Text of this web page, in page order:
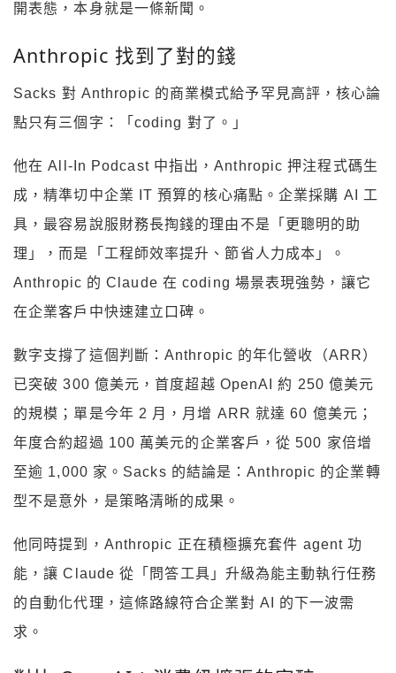
開表態，本身就是一條新聞。
Anthropic 找到了對的錢
Sacks 對 Anthropic 的商業模式給予罕見高評，核心論
點只有三個字：「coding 對了。」
他在 All-In Podcast 中指出，Anthropic 押注程式碼生
成，精準切中企業 IT 預算的核心痛點。企業採購 AI 工
具，最容易說服財務長掏錢的理由不是「更聰明的助
理」，而是「工程師效率提升、節省人力成本」。
Anthropic 的 Claude 在 coding 場景表現強勢，讓它
在企業客戶中快速建立口碑。
數字支撐了這個判斷：Anthropic 的年化營收（ARR）
已突破 300 億美元，首度超越 OpenAI 約 250 億美元
的規模；單是今年 2 月，月增 ARR 就達 60 億美元；
年度合約超過 100 萬美元的企業客戶，從 500 家倍增
至逾 1,000 家。Sacks 的結論是：Anthropic 的企業轉
型不是意外，是策略清晰的成果。
他同時提到，Anthropic 正在積極擴充套件 agent 功
能，讓 Claude 從「問答工具」升級為能主動執行任務
的自動化代理，這條路線符合企業對 AI 的下一波需
求。